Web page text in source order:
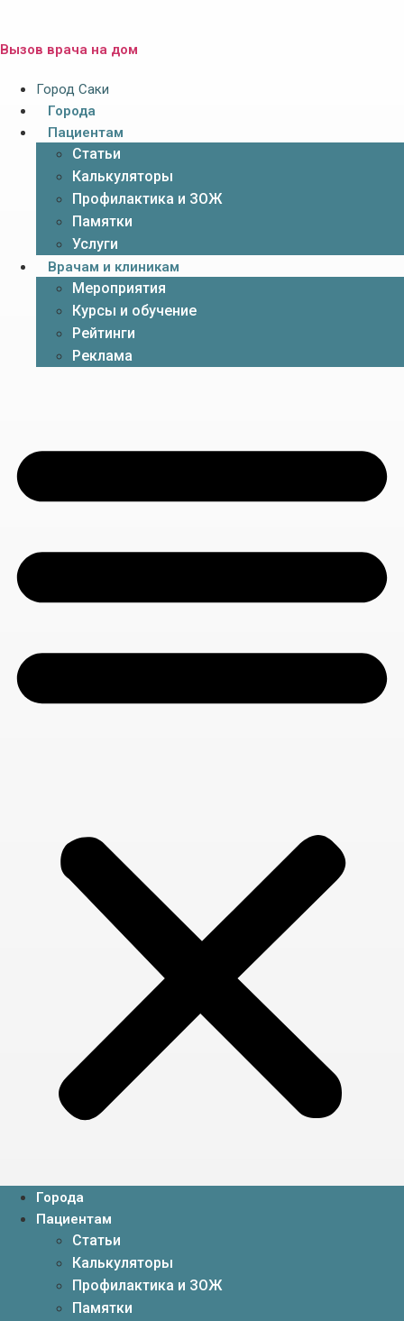
Вызов врача на дом
Город Саки
Города
Пациентам
Статьи
Калькуляторы
Профилактика и ЗОЖ
Памятки
Услуги
Врачам и клиникам
Мероприятия
Курсы и обучение
Рейтинги
Реклама
Города
Пациентам
Статьи
Калькуляторы
Профилактика и ЗОЖ
Памятки